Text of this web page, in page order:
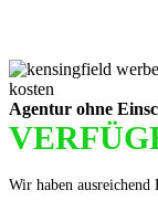
Agentur ohne
Wir haben